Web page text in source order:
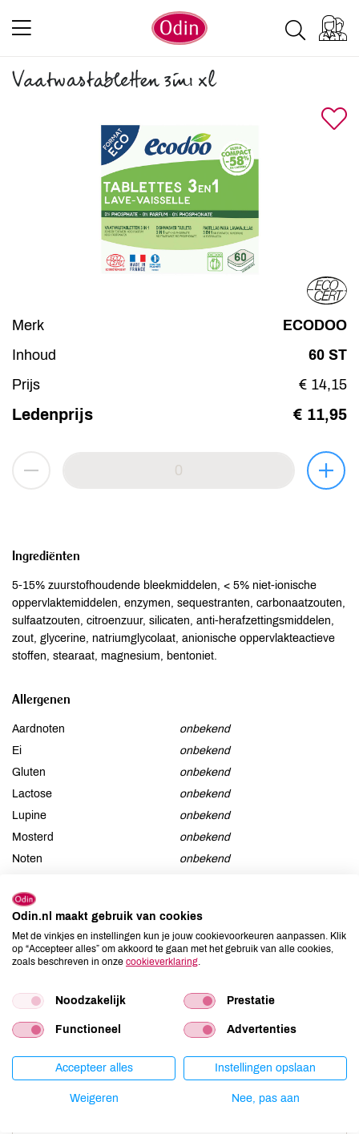
Vaatwastabletten 3in1 xl
Merk
ECODOO
Inhoud
60 ST
Prijs
€ 14,15
Ledenprijs € 11,95
Ingrediënten
5-15% zuurstofhoudende bleekmiddelen, < 5% niet-ionische
oppervlaktemiddelen, enzymen, sequestranten, carbonaatzouten,
sulfaatzouten, citroenzuur, silicaten, anti-herafzettingsmiddelen,
zout, glycerine, natriumglycolaat, anionische oppervlakteactieve
stoffen, stearaat, magnesium, bentoniet.
Allergenen
Aardnoten
onbekend
Ei
onbekend
Gluten
onbekend
Lactose
onbekend
Lupine
onbekend
Mosterd
onbekend
Noten
onbekend
Selderij
Sesam
onbekend
Soja
onbekend
Vis
onbekend
Zwaveldioxide / sulfieten
onbekend
Productspecificaties
Odin.nl maakt gebruik van cookies
Met de vinkjes en instellingen kun je jouw cookievoorkeuren aanpassen. Klik
op “Accepteer alles” om akkoord te gaan met het gebruik van alle cookies,
zoals beschreven in onze cookieverklaring
Noodzakelijk Prestatie
Functioneel Advertenties
Accepteer alles Instellingen opslaan
Weigeren Nee, pas aan